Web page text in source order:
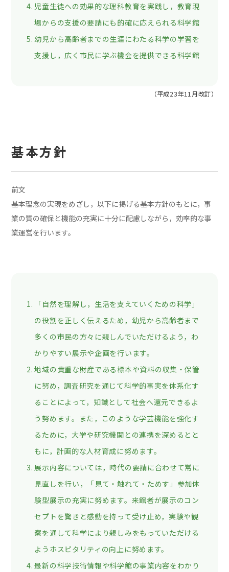
児童生徒への効果的な理科教育を実践し，教育現
場からの支援の要請にも的確に応えられる科学館
幼児から高齢者までの生涯にわたる科学の学習を
支援し，広く市民に学ぶ機会を提供できる科学館
（平成23年11月改訂）
基本方針
前文
基本理念の実現をめざし，以下に掲げる基本方針のもとに，事
業の質の確保と機能の充実に十分に配慮しながら，効率的な事
業運営を行います。
「自然を理解し，生活を支えていくための科学」
の役割を正しく伝えるため，幼児から高齢者まで
多くの市民の方々に親しんでいただけるよう，わ
かりやすい展示や企画を行います。
地域の貴重な財産である標本や資料の収集・保管
に努め，調査研究を通じて科学的事実を体系化す
ることによって，知識として社会へ還元できるよ
う努めます。また，このような学芸機能を強化す
るために，大学や研究機関との連携を深めるとと
もに，計画的な人材育成に努めます。
展示内容については，時代の要請に合わせて常に
見直しを行い，「見て・触れて・ためす」参加体
験型展示の充実に努めます。来館者が展示のコン
セプトを驚きと感動を持って受け止め，実験や観
察を通して科学により親しみをもっていただける
ようホスピタリティの向上に努めます。
最新の科学技術情報や科学館の事業内容をわかり